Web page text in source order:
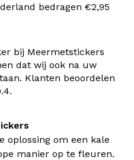
bedragen €2,95
bij Meermetstickers
dat wij ook na uw
Klanten beoordelen
oplossing om een kale
manier op te fleuren.